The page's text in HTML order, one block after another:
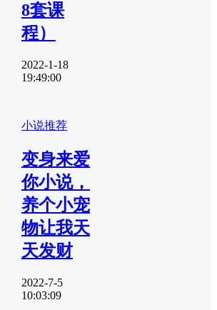
8套课
程）
2022-1-18
19:49:00
小说推荐
变身来爱
你小说，
养个小宠
物让我天
天发财
2022-7-5
10:03:09